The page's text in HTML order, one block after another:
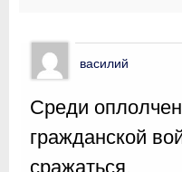
василий
Среди
гражданской
сражаться.